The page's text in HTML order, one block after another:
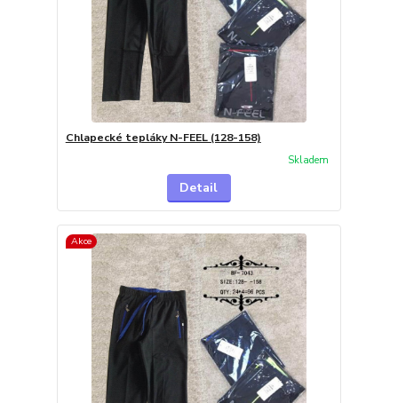
Chlapecké tepláky N-FEEL (128-158)
Skladem
Detail
Akce